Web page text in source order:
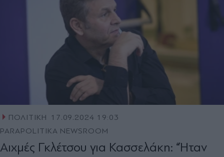
ΠΟΛΙΤΙΚΗ
17.09.2024 19:03
PARAPOLITIKA NEWSROOM
Αιχμές Γκλέτσου για Κασσελάκη: “Ήταν